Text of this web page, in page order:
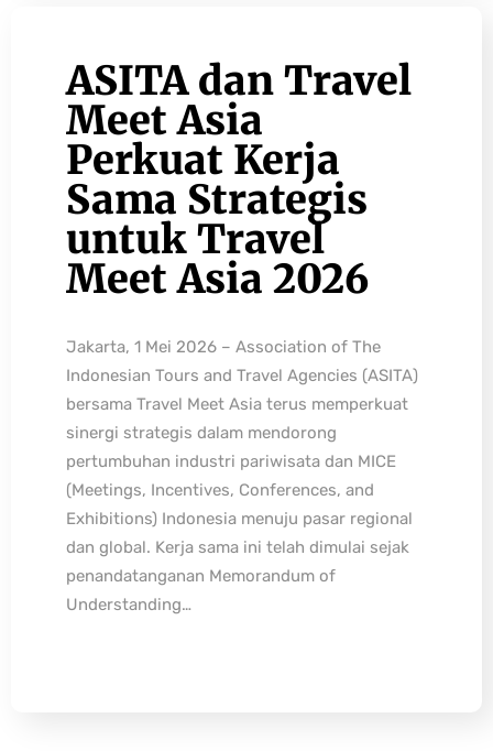
ASITA dan Travel
Meet Asia
Perkuat Kerja
Sama Strategis
untuk Travel
Meet Asia 2026
Jakarta, 1 Mei 2026 – Association of The
Indonesian Tours and Travel Agencies (ASITA)
bersama Travel Meet Asia terus memperkuat
sinergi strategis dalam mendorong
pertumbuhan industri pariwisata dan MICE
(Meetings, Incentives, Conferences, and
Exhibitions) Indonesia menuju pasar regional
dan global. Kerja sama ini telah dimulai sejak
penandatanganan Memorandum of
Understanding…